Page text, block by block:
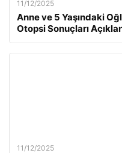
11/12/2025
Anne ve 5 Yaşındaki
Otopsi Sonuçları
11/12/2025